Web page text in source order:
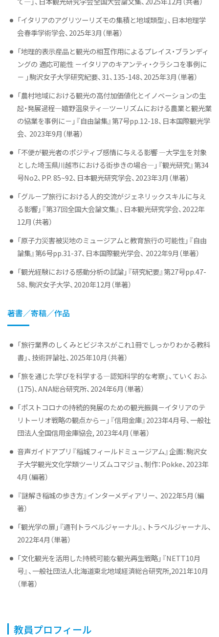
「イタリアのアグリツーリズモの集積と地域類型」、日本地理学
会春季学術学会、2025年3月（単著）
「地理的表示産品と観光の相互作用によるプレイス・ブランディ
ングの 適応可能性 －イタリアのキアンティ・クラシコを事例に
－ 」駒沢女子大学研究紀要、31、135-148、2025年3月（単著）
「農村地域における観光の高付加価値化とイノベーションの生
起・発展過程―嬉野温泉ティ―ツーリズムにおける農業と観光業
の協業を事例に－」『自由論集』第7号pp.12-18、日本国際観光学
会、 2023年9月（単著）
「不便が観光者のポジティブ感情に与える影響 ―大学生を対象
とした埼玉県川越市における街歩きの場合―」『観光研究』第34
号No2、PP. 85~92、日本観光研究学会、2023年3月（単著）
「グル－プ旅行における人的交流がジェネリックスキルに与え
る影響」『第37回全国大会論文集』、日本観光研究学会、2022年
12月（共著）
「原子力災害被災地のミュージアムと教育旅行の可能性」『自由
論集』第6号pp.31-37、日本国際観光学会、 2022年9月（単著）
「観光経験における感動分析の試論」『研究紀要』第27号pp.47-
58、駒沢女子大学、2020年12月（単著）
著書／寄稿／作品
「旅行業界のしくみとビジネスがこれ1冊でしっかりわかる教科
書」、技術評論社、2025年10月（共著）
「旅を通じた学びを科学する―認知科学的な考察」、ていくおふ
(175)、ANA総合研究所、2024年6月（単著）
「ポストコロナの持続的発展のための観光振興－イタリアのテ
リトーリオ戦略の観点から－」『信用金庫』2023年4月号、一般社
団法人全国信用金庫協会, 2023年4月（単著）
音声ガイドアプリ『稲城フィールドミュージアム』企画：駒沢女
子大学観光文化学類ツーリズムコマジョ、制作：Pokke、2023年
4月（編著）
『謎解き稲城の歩き方』インターメディアリー、 2022年5月（編
著）
「観光学の扉」『週刊トラベルジャーナル』、トラベルジャーナル、
2022年4月（単著）
「文化観光を活用した持続可能な観光再生戦略」『NETT10月
号』、一般社団法人北海道東北地域経済総合研究所,2021年10月
（単著）
教員プロフィール